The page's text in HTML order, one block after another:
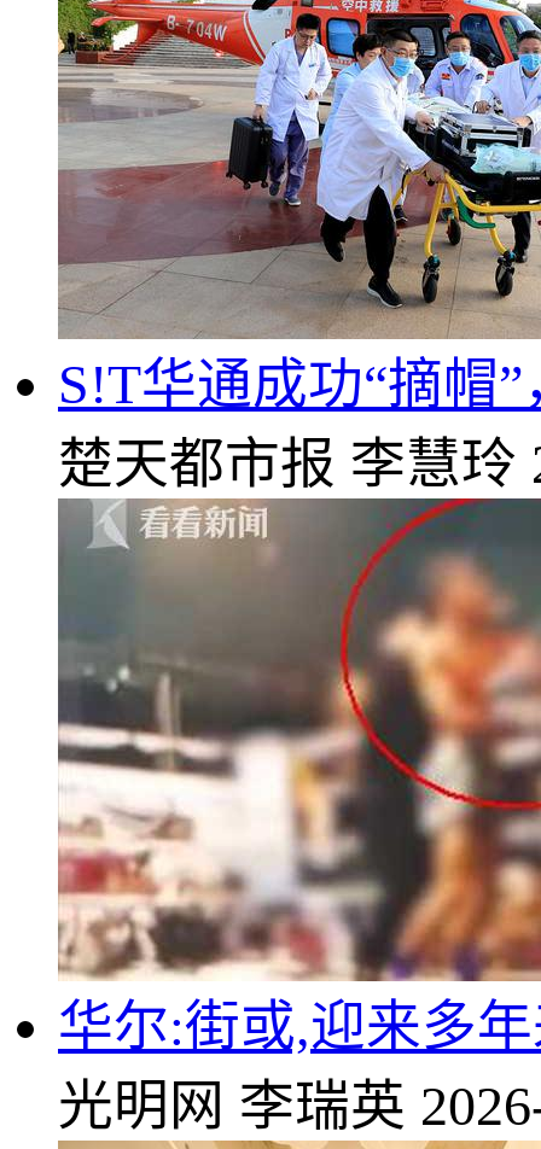
S!T华通成功“摘帽
楚天都市报 李慧玲
华尔:街或,迎来多
光明网 李瑞英